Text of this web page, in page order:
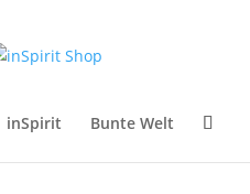
inSpirit Bunte Welt